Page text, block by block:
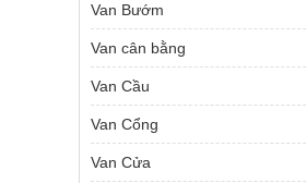
Van Bướm
Van cân bằng
Van Cầu
Van Cổng
Van Cửa